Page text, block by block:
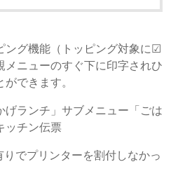
ング機能（トッピング対象に☑
メニューのすぐ下に印字されひ
できます。
げランチ」サブメニュー「ごは
ッチン伝票
でプリンターを割付しなかっ